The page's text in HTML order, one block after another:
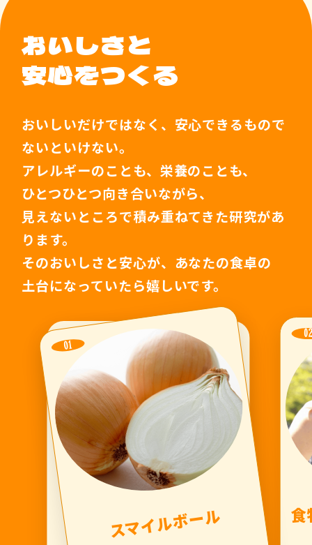
おいしさと
安心をつくる
おいしいだけではなく、安心できるもので
ないといけない。
アレルギーのことも、 栄養のことも、
ひとつひとつ向き合いながら、
見えないところで積み重ねてきた研究があ
ります。
そのおいしさと安心が、あなたの食卓の
土台になっていたら嬉しいです。
01
スマイルボール 食